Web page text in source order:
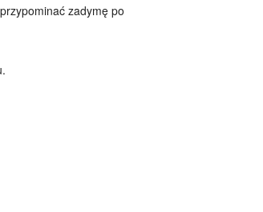
zadymę po